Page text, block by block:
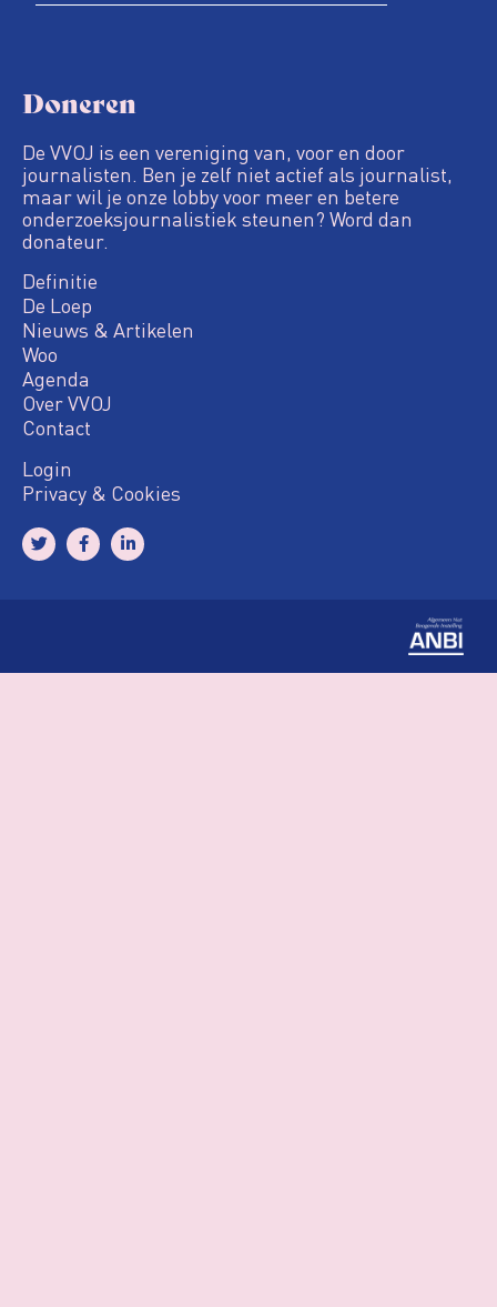
Doneren
De VVOJ is een vereniging van, voor en door
journalisten. Ben je zelf niet actief als journalist,
maar wil je onze lobby voor meer en betere
onderzoeksjournalistiek steunen? Word dan
donateur.
Definitie
De Loep
Nieuws & Artikelen
Woo
Agenda
Over VVOJ
Contact
Login
Privacy & Cookies